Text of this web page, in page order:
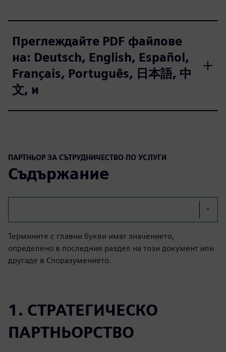
Преглеждайте PDF файлове
на: Deutsch, English, Español,
Français, Português, 日本語, 中
文, и
ПАРТНЬОР ЗА СЪТРУДНИЧЕСТВО ПО УСЛУГИ
Съдържание
Термините с главни букви имат значението,
определено в последния раздел на този документ или
другаде в Споразумението.
1. СТРАТЕГИЧЕСКО
ПАРТНЬОРСТВО